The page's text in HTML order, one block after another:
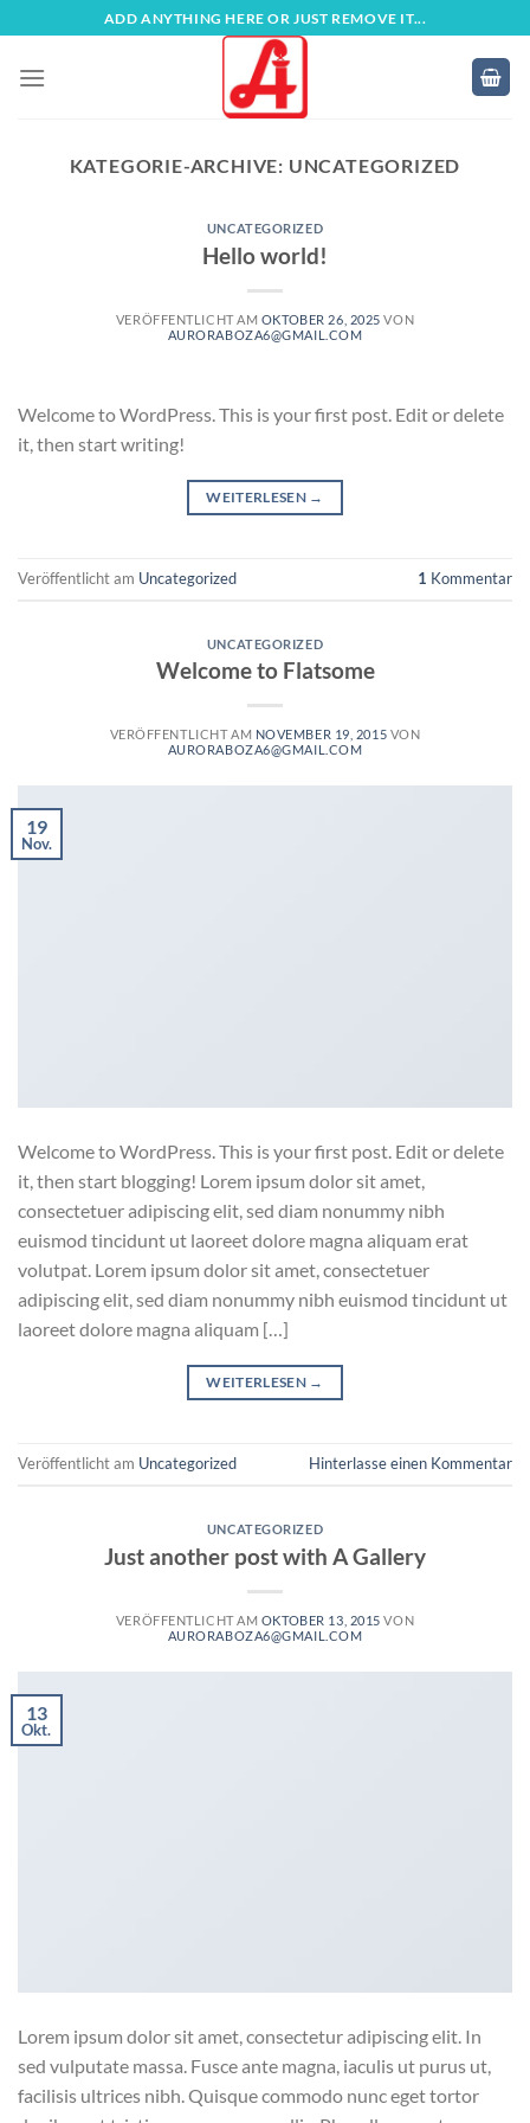
Inhalt
springen
ADD ANYTHING HERE OR JUST REMOVE IT...
KATEGORIE-ARCHIVE: UNCATEGORIZED
UNCATEGORIZED
Hello world!
VERÖFFENTLICHT AM OKTOBER 26, 2025 VON
AURORABOZA6@GMAIL.COM
Welcome to WordPress. This is your first post. Edit or delete
it, then start writing!
WEITERLESEN →
Veröffentlicht am Uncategorized 1 Kommentar
UNCATEGORIZED
Welcome to Flatsome
VERÖFFENTLICHT AM NOVEMBER 19, 2015 VON
AURORABOZA6@GMAIL.COM
19
Nov.
Welcome to WordPress. This is your first post. Edit or delete
it, then start blogging! Lorem ipsum dolor sit amet,
consectetuer adipiscing elit, sed diam nonummy nibh
euismod tincidunt ut laoreet dolore magna aliquam erat
volutpat. Lorem ipsum dolor sit amet, consectetuer
adipiscing elit, sed diam nonummy nibh euismod tincidunt ut
laoreet dolore magna aliquam […]
WEITERLESEN →
Veröffentlicht am Uncategorized Hinterlasse einen Kommentar
UNCATEGORIZED
Just another post with A Gallery
VERÖFFENTLICHT AM OKTOBER 13, 2015 VON
AURORABOZA6@GMAIL.COM
13
Okt.
Lorem ipsum dolor sit amet, consectetur adipiscing elit. In
sed vulputate massa. Fusce ante magna, iaculis ut purus ut,
facilisis ultrices nibh. Quisque commodo nunc eget tortor